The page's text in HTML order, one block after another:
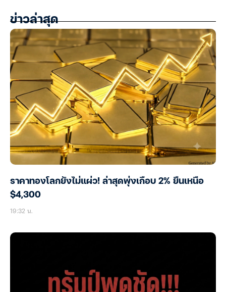
ข่าวล่าสุด
ราคาทองโลกยังไม่แผ่ว! ล่าสุดพุ่งเกือบ 2% ยืนเหนือ
$4,300
19:32 น.